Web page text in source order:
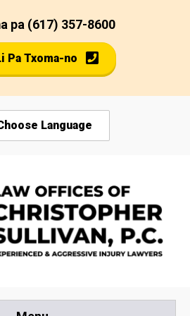
pa (617) 357-8600
Pa Txoma-no
Language